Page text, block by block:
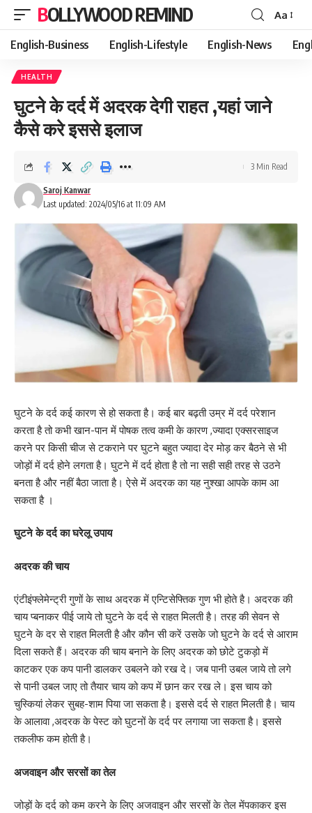
BOLLYWOOD REMIND
Font
Resizer
Aa
English-Business English-Lifestyle English-News
HEALTH
घुटने के दर्द में अदरक देगी राहत ,यहां जाने
कैसे करे इससे इलाज
Last updated: 2024/05/16 at 11:09 AM
Saroj Kanwar
3 Min Read
घुटने के दर्द कई कारण से हो सकता है। कई बार बढ़ती उम्र में दर्द परेशान
करता है तो कभी खान-पान में पोषक तत्व कमी के कारण ,ज्यादा एक्सरसाइज
करने पर किसी चीज से टकराने पर घुटने बहुत ज्यादा देर मोड़ कर बैठने से भी
जोड़ों में दर्द होने लगता है। घुटने में दर्द होता है तो ना सही सही तरह से उठने
बनता है और नहीं बैठा जाता है। ऐसे में अदरक का यह नुश्खा आपके काम आ
सकता है ।
घुटने के दर्द का घरेलू उपाय
अदरक की चाय
एंटीइंफ्लेमेन्ट्री गुणों के साथ अदरक में एन्टिसेफ्तिक गुण भी होते है। अदरक की
चाय प्बनाकर पीई जाये तो घुटने के दर्द से राहत मिलती है। तरह की सेवन से
घुटने के दर से राहत मिलती है और कौन सी करें उसके जो घुटने के दर्द से आराम
दिला सकते हैं। अदरक की चाय बनाने के लिए अदरक को छोटे टुकड़ो में
काटकर एक कप पानी डालकर उबलने को रख दे। जब पानी उबल जाये तो लगे
से पानी उबल जाए तो तैयार चाय को कप में छान कर रख ले। इस चाय को
चुस्कियां लेकर सुबह-शाम पिया जा सकता है। इससे दर्द से राहत मिलती है। चाय
के आलावा ,अदरक के पेस्ट को घुटनों के दर्द पर लगाया जा सकता है। इससे
तकलीफ कम होती है।
अजवाइन और सरसों का तेल
जोड़ों के दर्द को कम करने के लिए अजवाइन और सरसों के तेल मेंपकाकर इस